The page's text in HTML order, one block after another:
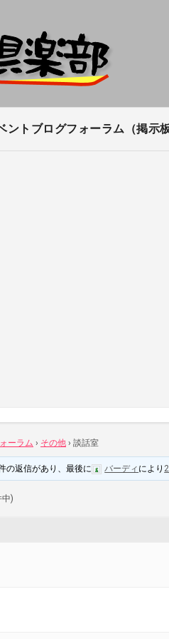
ントブログフォーラム（掲示板
ーラム › その他 › 談話室
の返信があり、最後に バーディ により
中)